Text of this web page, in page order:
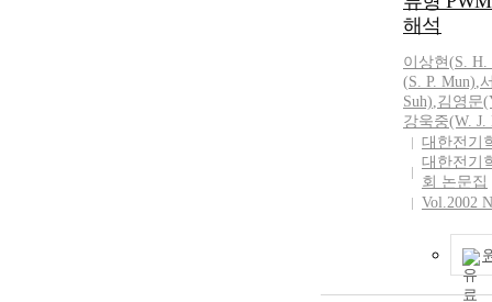
해석
이상현(S. H.
(S. P. Mun),
Suh),김영문
강욱중(W. J.
대한전기
대한전기
회 논문집
Vol.2002